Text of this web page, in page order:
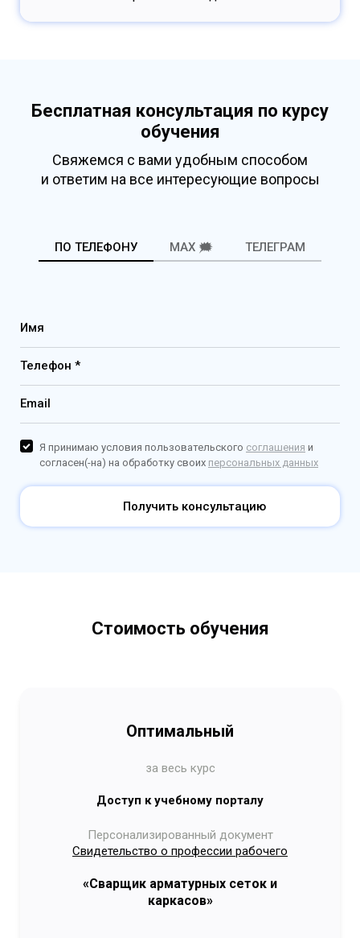
Бесплатная консультация по курсу
обучения
Свяжемся с вами удобным способом
и ответим на все интересующие вопросы
ПО ТЕЛЕФОНУ MAX 🗯️ ТЕЛЕГРАМ
Имя
Телефон *
Email
Получить консультацию
Я принимаю условия пользовательского соглашения и
согласен(-на) на обработку своих персональных данных
Стоимость обучения
Оптимальный
за весь курс
Доступ к учебному порталу
Персонализированный документ
Свидетельство о профессии рабочего
«Сварщик арматурных сеток и
каркасов»